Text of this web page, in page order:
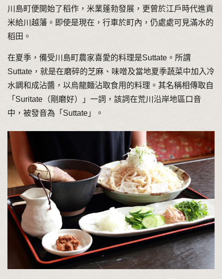
川島町便開始了稻作，米業蓬勃發展，更曾於江戶時代進貢
米給川越藩。即使是現在，行車於町內，仍處處可見滿水的
稻田。
在夏季，備受川島町農家喜愛的料理是Suttate。所謂
Suttate，就是在磨碎的芝麻、味噌及當地夏季蔬菜中加入冷
水調和成沾醬，以烏龍麵沾取食用的料理。其名稱相傳取自
「Suritate（剛磨好）」一詞，該詞在荒川沿岸地區口音
中，被發音為「Suttate」。